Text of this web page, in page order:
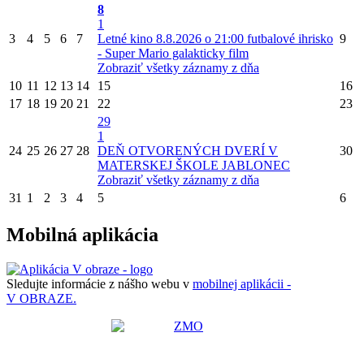
3 4 5 6 7
8
1
Letné kino 8.8.2026 o 21:00 futbalové ihrisko
- Super Mario galakticky film
Zobraziť všetky záznamy z dňa
9
10 11 12 13 14 15
16
17 18 19 20 21 22 23
24 25 26 27 28
29
1
DEŇ OTVORENÝCH DVERÍ V
MATERSKEJ ŠKOLE JABLONEC
Zobraziť všetky záznamy z dňa
30
31 1 2 3 4 5 6
Mobilná aplikácia
Sledujte informácie z nášho webu v mobilnej aplikácii -
V OBRAZE.